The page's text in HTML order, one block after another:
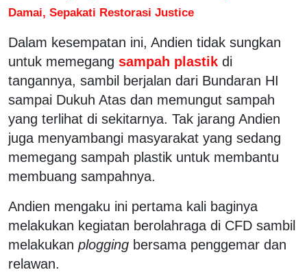
Damai, Sepakati Restorasi Justice
Dalam kesempatan ini, Andien tidak sungkan
untuk memegang sampah plastik di
tangannya, sambil berjalan dari Bundaran HI
sampai Dukuh Atas dan memungut sampah
yang terlihat di sekitarnya. Tak jarang Andien
juga menyambangi masyarakat yang sedang
memegang sampah plastik untuk membantu
membuang sampahnya.
Andien mengaku ini pertama kali baginya
melakukan kegiatan berolahraga di CFD sambil
melakukan plogging bersama penggemar dan
relawan.